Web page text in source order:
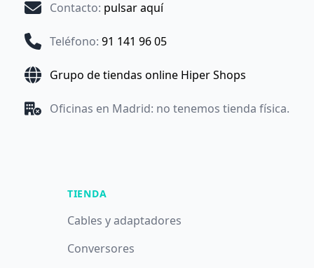
Contacto: pulsar aquí
Teléfono: 91 141 96 05
Grupo de tiendas online Hiper Shops
Oficinas en Madrid: no tenemos tienda física.
TIENDA
Cables y adaptadores
Conversores